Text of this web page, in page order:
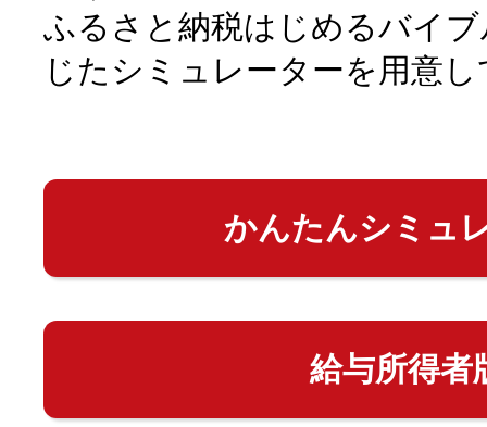
ふるさと納税はじめるバイ
じたシミュレーターを用意
かんたんシミュ
給与所得者